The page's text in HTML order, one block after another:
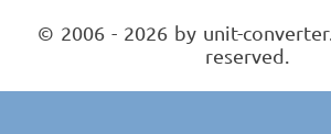
© 2006 - 2026 by unit-
reserved.